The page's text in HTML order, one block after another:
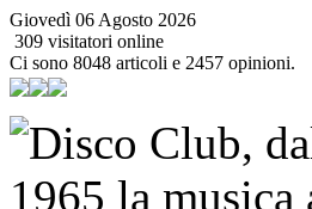
Giovedì 06 Agosto 2026
309 visitatori online
Ci sono 8048 articoli e 2457 opinioni.